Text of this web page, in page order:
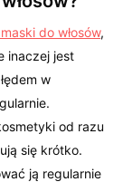
do włosów,
inaczej jest
w
od razu
się krótko.
ją regularnie